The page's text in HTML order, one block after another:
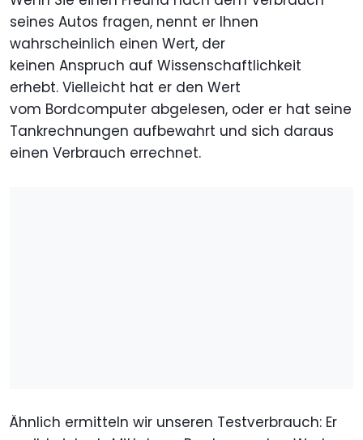
seines Autos fragen, nennt er Ihnen
wahrscheinlich einen Wert, der
keinen Anspruch auf Wissenschaftlichkeit
erhebt. Vielleicht hat er den Wert
vom Bordcomputer abgelesen, oder er hat seine
Tankrechnungen aufbewahrt und sich daraus
einen Verbrauch errechnet.
Ähnlich ermitteln wir unseren Testverbrauch: Er